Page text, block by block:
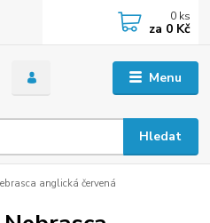
Menu
Hledat
0 ks
za 0 Kč
anglická červená